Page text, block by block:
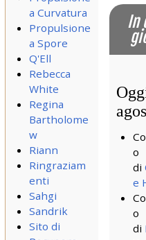
a Curvatura
Propulsione
a Spore
Q'Ell
Rebecca
White
Regina
Bartholome
w
Riann
Ringraziam
enti
Sahgi
Sandrik
Sito di
In
o
di
e
o
di